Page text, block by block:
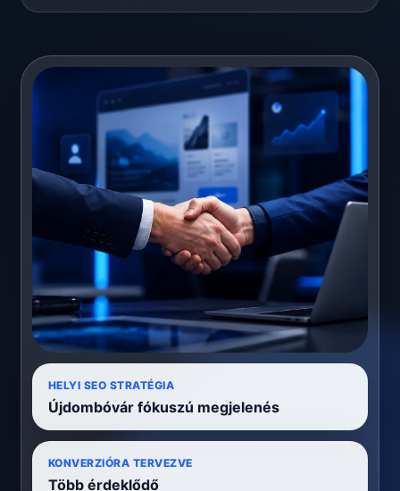
HELYI SEO STRATÉGIA
Újdombóvár fókuszú megjelenés
KONVERZIÓRA TERVEZVE
Több érdeklődő